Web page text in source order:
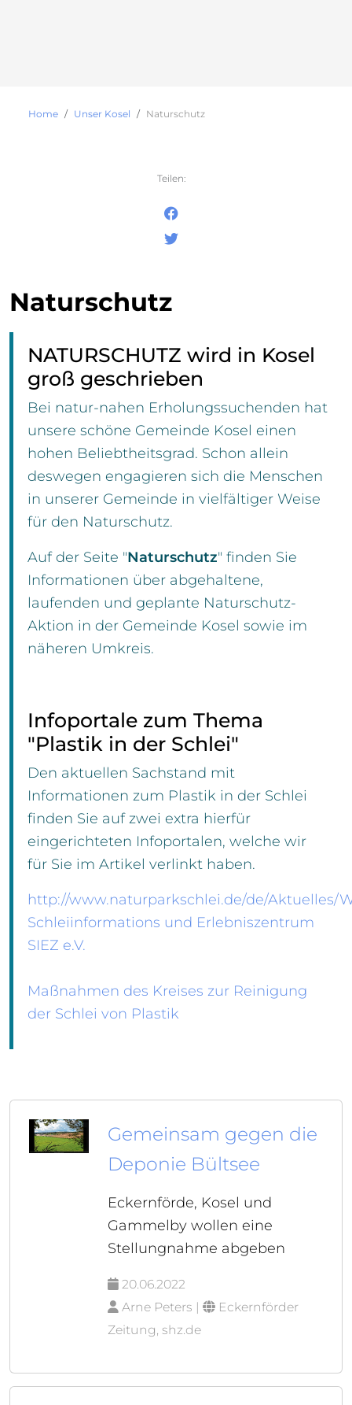
Home Unser Kosel Naturschutz
Teilen:
Naturschutz
NATURSCHUTZ wird in Kosel
groß geschrieben
Bei natur-nahen Erholungssuchenden hat
unsere schöne Gemeinde Kosel einen
hohen Beliebtheitsgrad. Schon allein
deswegen engagieren sich die Menschen
in unserer Gemeinde in vielfältiger Weise
für den Naturschutz.
Auf der Seite "Naturschutz" finden Sie
Informationen über abgehaltene,
laufenden und geplante Naturschutz-
Aktion in der Gemeinde Kosel sowie im
näheren Umkreis.
Infoportale zum Thema
"Plastik in der Schlei"
Den aktuellen Sachstand mit
Informationen zum Plastik in der Schlei
finden Sie auf zwei extra hierfür
eingerichteten Infoportalen, welche wir
für Sie im Artikel verlinkt haben.
http://www.naturparkschlei.de/de/Aktuelles/
Schleiinformations und Erlebniszentrum
SIEZ e.V.
Maßnahmen des Kreises zur Reinigung
der Schlei von Plastik
Gemeinsam gegen die
Deponie Bültsee
Eckernförde, Kosel und
Gammelby wollen eine
Stellungnahme abgeben
20.06.2022
Arne Peters |
Eckernförder
Zeitung, shz.de